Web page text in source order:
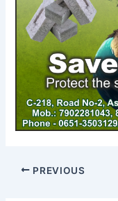
PREVIOUS